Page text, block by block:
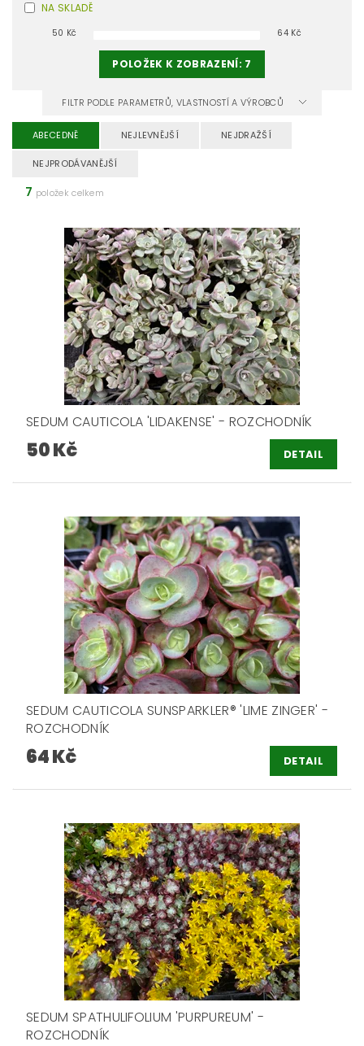
NA SKLADĚ
50 Kč 64Kč
POLOŽEK K ZOBRAZENÍ: 7
FILTR PODLE PARAMETRŮ, VLASTNOSTÍ A VÝROBCŮ
ABECEDNĚ NEJLEVNĚJŠÍ NEJDRAŽŠÍ
NEJPRODÁVANĚJŠÍ
7 položek celkem
SEDUM CAUTICOLA 'LIDAKENSE' - ROZCHODNÍK
50 Kč DETAIL
SEDUM CAUTICOLA SUNSPARKLER® 'LIME ZINGER' -
ROZCHODNÍK
64 Kč DETAIL
SEDUM SPATHULIFOLIUM 'PURPUREUM' -
ROZCHODNÍK